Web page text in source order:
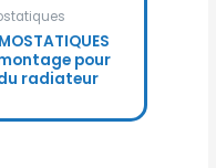
montage pour
radiateur